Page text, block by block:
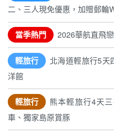
二、三人現免優惠，加贈郵輪
當季熱門 2026華航直飛
輕旅行
北海道輕旅行5天
洋館
輕旅行
熊本輕旅行4天
車、獨家島原賞豚